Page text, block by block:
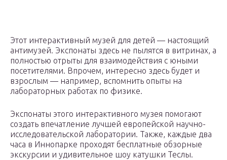
Этот интерактивный музей для детей — настоящий
антимузей. Экспонаты здесь не пылятся в витринах, а
полностью отрыты для взаимодействия с юными
посетителями. Впрочем, интересно здесь будет и
взрослым — например, вспомнить опыты на
лабораторных работах по физике.
Экспонаты этого интерактивного музея помогают
создать впечатление лучшей европейской научно-
исследовательской лаборатории. Также, каждые два
часа в Иннопарке проходят бесплатные обзорные
экскурсии и удивительное шоу катушки Теслы.